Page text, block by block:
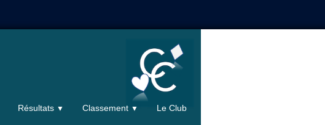
Résultats ▼ Classement ▼ Le Club